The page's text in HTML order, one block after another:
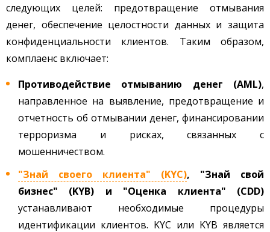
следующих целей: предотвращение отмывания
денег, обеспечение целостности данных и защита
конфиденциальности клиентов. Таким образом,
комплаенс включает:
Противодействие отмыванию денег (AML),
направленное на выявление, предотвращение и
отчетность об отмывании денег, финансировании
терроризма и рисках, связанных с
мошенничеством.
"Знай своего клиента" (KYC), "Знай свой
бизнес" (KYB) и "Оценка клиента" (CDD)
устанавливают необходимые процедуры
идентификации клиентов. KYC или KYB является